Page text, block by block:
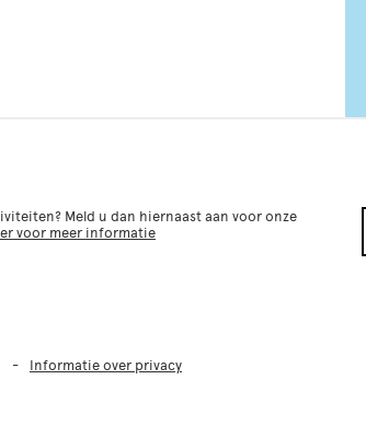
Meld u dan hiernaast aan voor onze
voor meer informatie
Informatie over privacy